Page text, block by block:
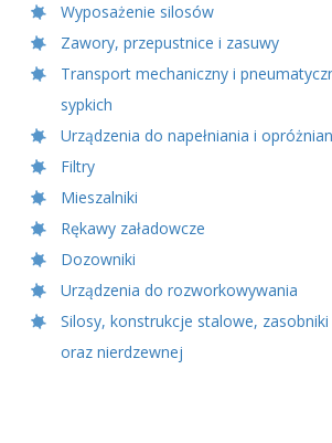
Wyposażenie silosów
Zawory, przepustnice i zasuwy
Transport mechaniczny i
sypkich
Urządzenia do napełniania i
Filtry
Mieszalniki
Rękawy załadowcze
Dozowniki
Urządzenia do rozworkowywania
Silosy, konstrukcje stalowe,
oraz nierdzewnej